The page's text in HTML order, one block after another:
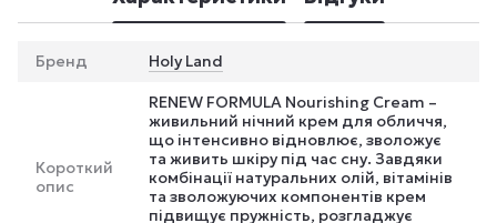
Бренд Holy Land
Короткий
опис
RENEW FORMULA Nourishing Cream –
живильний нічний крем для обличчя,
що інтенсивно відновлює, зволожує
та живить шкіру під час сну. Завдяки
комбінації натуральних олій, вітамінів
та зволожуючих компонентів крем
підвищує пружність, розгладжує